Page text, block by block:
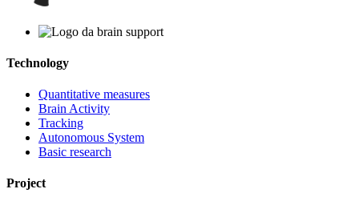
Technology
Quantitative measures
Brain Activity
Tracking
Autonomous System
Basic research
Project